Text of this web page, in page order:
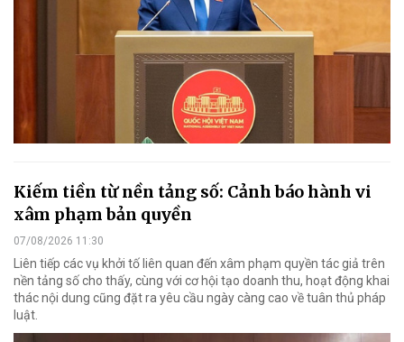
Kiếm tiền từ nền tảng số: Cảnh báo hành vi
xâm phạm bản quyền
07/08/2026 11:30
Liên tiếp các vụ khởi tố liên quan đến xâm phạm quyền tác giả trên
nền tảng số cho thấy, cùng với cơ hội tạo doanh thu, hoạt động khai
thác nội dung cũng đặt ra yêu cầu ngày càng cao về tuân thủ pháp
luật.